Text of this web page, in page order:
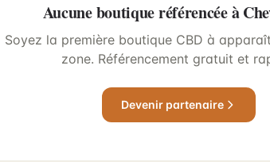
Aucune boutique référencée à
Soyez la première boutique CBD à
zone. Référencement gratuit et
Devenir partenaire